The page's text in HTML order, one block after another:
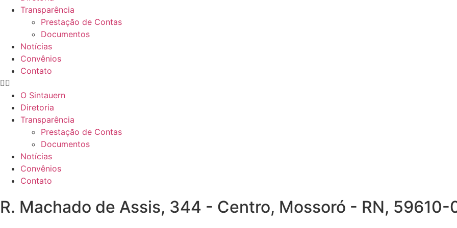
Transparência
Prestação de Contas
Documentos
Notícias
Convênios
Contato
O Sintauern
Diretoria
Transparência
Prestação de Contas
Documentos
Notícias
Convênios
Contato
R. Machado de Assis, 344 - Centro, Mossoró - RN,